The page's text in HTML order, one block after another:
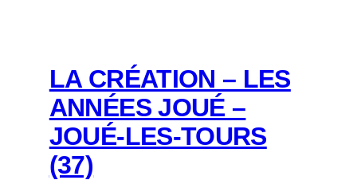
LA CRÉATION – LES
ANNÉES JOUÉ –
JOUÉ-LES-TOURS
(37)